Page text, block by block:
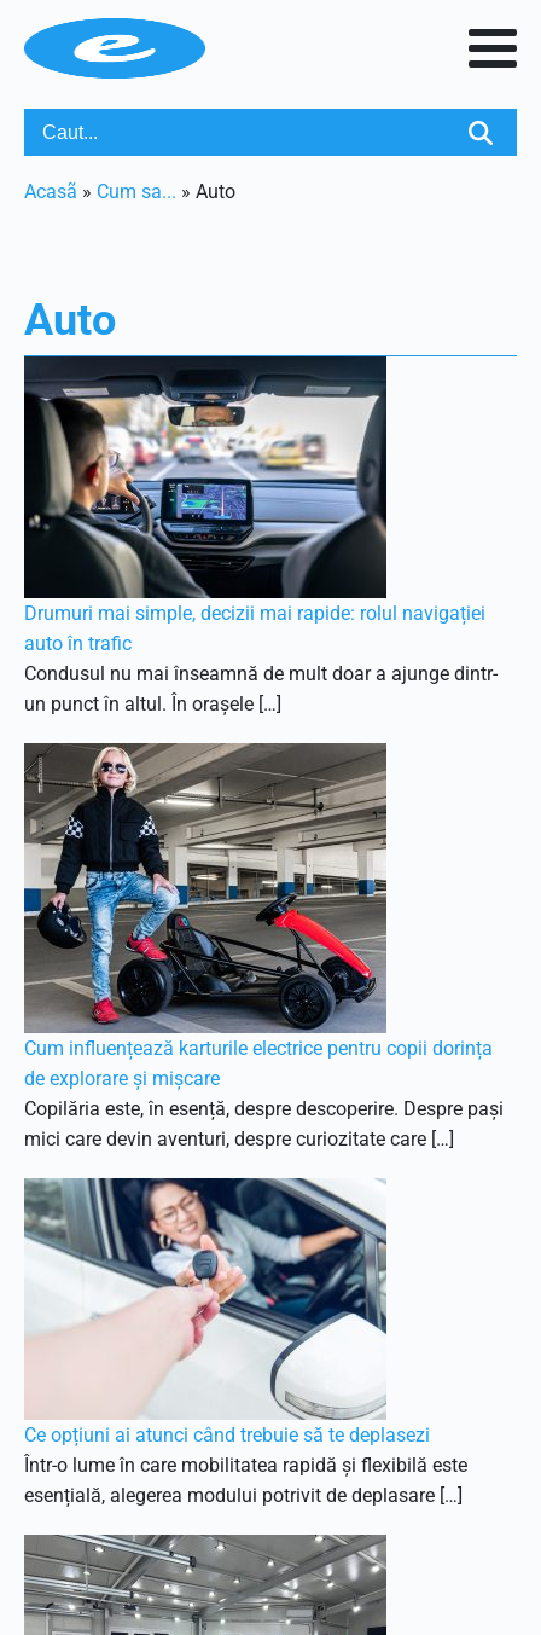
Acasã » Cum sa... » Auto
Auto
Drumuri mai simple, decizii mai rapide: rolul navigației
auto în trafic
Condusul nu mai înseamnă de mult doar a ajunge dintr-
un punct în altul. În orașele […]
Cum influențează karturile electrice pentru copii dorința
de explorare și mișcare
Copilăria este, în esență, despre descoperire. Despre pași
mici care devin aventuri, despre curiozitate care […]
Ce opțiuni ai atunci când trebuie să te deplasezi
Într-o lume în care mobilitatea rapidă și flexibilă este
esențială, alegerea modului potrivit de deplasare […]